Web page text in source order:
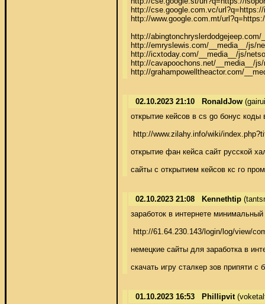
http://cse.google.com.vc/
http://www.google.com.mt/
http://
http://emryslewis.com/__media__/js/
http://icxtoday.com/__media__/js/
http://cavapoochons.net/__media__/
http://grahampowelltheactor.com/
02.10.2023 21:10 RonaldJow
открытие кейсов в сs go бонус
http://www.zilahy.info/wiki/
открытие фан кейса сайт русской
сайты с открытием кейсов кс го
02.10.2023 21:08 Kennethtip
заработок в интернете
http://61.64.230.143/login/log/view/
немецкие сайты для заработка в
скачать игру сталкер зов припяти
01.10.2023 16:53 Phillipvit